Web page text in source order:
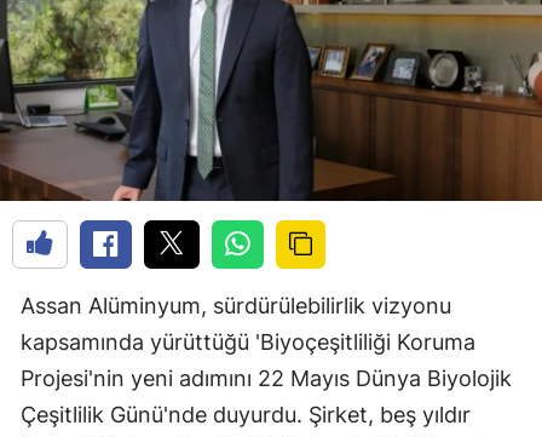
Assan Alüminyum, sürdürülebilirlik vizyonu
kapsamında yürüttüğü 'Biyoçeşitliliği Koruma
Projesi'nin yeni adımını 22 Mayıs Dünya Biyolojik
Çeşitlilik Günü'nde duyurdu. Şirket, beş yıldır